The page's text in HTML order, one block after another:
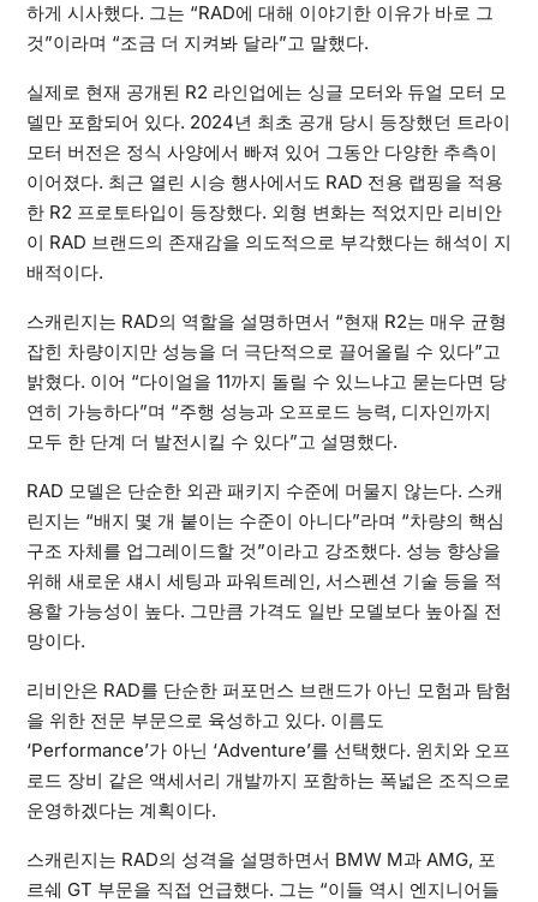
하게 시사했다. 그는 “RAD에 대해 이야기한 이유가 바로 그
것”이라며 “조금 더 지켜봐 달라”고 말했다.
실제로 현재 공개된 R2 라인업에는 싱글 모터와 듀얼 모터 모
델만 포함되어 있다. 2024년 최초 공개 당시 등장했던 트라이
모터 버전은 정식 사양에서 빠져 있어 그동안 다양한 추측이
이어졌다. 최근 열린 시승 행사에서도 RAD 전용 랩핑을 적용
한 R2 프로토타입이 등장했다. 외형 변화는 적었지만 리비안
이 RAD 브랜드의 존재감을 의도적으로 부각했다는 해석이 지
배적이다.
스캐린지는 RAD의 역할을 설명하면서 “현재 R2는 매우 균형
잡힌 차량이지만 성능을 더 극단적으로 끌어올릴 수 있다”고
밝혔다. 이어 “다이얼을 11까지 돌릴 수 있느냐고 묻는다면 당
연히 가능하다”며 “주행 성능과 오프로드 능력, 디자인까지
모두 한 단계 더 발전시킬 수 있다”고 설명했다.
RAD 모델은 단순한 외관 패키지 수준에 머물지 않는다. 스캐
린지는 “배지 몇 개 붙이는 수준이 아니다”라며 “차량의 핵심
구조 자체를 업그레이드할 것”이라고 강조했다. 성능 향상을
위해 새로운 섀시 세팅과 파워트레인, 서스펜션 기술 등을 적
용할 가능성이 높다. 그만큼 가격도 일반 모델보다 높아질 전
망이다.
리비안은 RAD를 단순한 퍼포먼스 브랜드가 아닌 모험과 탐험
을 위한 전문 부문으로 육성하고 있다. 이름도
‘Performance’가 아닌 ‘Adventure’를 선택했다. 윈치와 오프
로드 장비 같은 액세서리 개발까지 포함하는 폭넓은 조직으로
운영하겠다는 계획이다.
스캐린지는 RAD의 성격을 설명하면서 BMW M과 AMG, 포
르쉐 GT 부문을 직접 언급했다. 그는 “이들 역시 엔지니어들